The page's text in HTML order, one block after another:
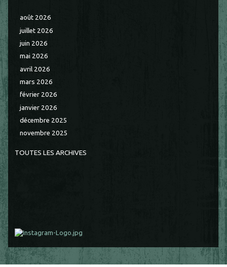
août 2026
juillet 2026
juin 2026
mai 2026
avril 2026
mars 2026
février 2026
janvier 2026
décembre 2025
novembre 2025
TOUTES LES ARCHIVES